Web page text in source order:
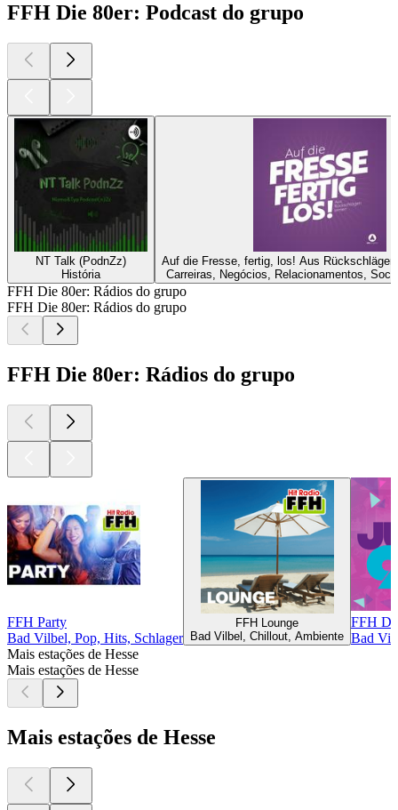
FFH Die 80er: Podcast do grupo
NT Talk (PodnZz)
História
Auf die Fresse, fertig, los! Aus
Carreiras, Negócios, Relacionamentos,
FFH Die 80er: Rádios do grupo
FFH Die 80er: Rádios do grupo
FFH Die 80er: Rádios do grupo
FFH Party
Bad Vilbel, Pop, Hits, Schlager
FFH Lounge
Bad Vilbel, Chillout, Ambiente
FFH
Bad
Mais estações de Hesse
Mais estações de Hesse
Mais estações de Hesse